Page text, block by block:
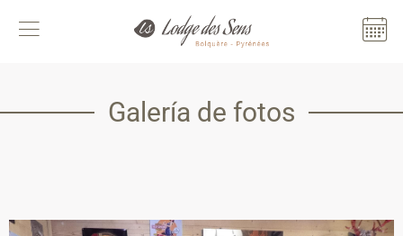
Galería de fotos
Panel de gestión de cookies